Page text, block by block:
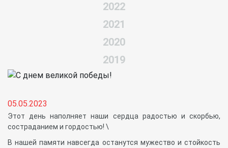
2022
2021
2020
2019
05.05.2023
Этот день наполняет наши сердца радостью и скорбью,
состраданием и гордостью! \
В нашей памяти навсегда останутся мужество и стойкость